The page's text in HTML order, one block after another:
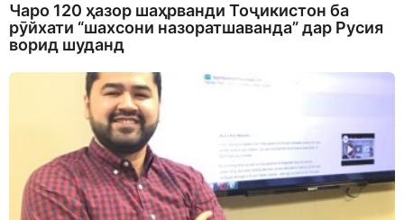
Чаро 120 ҳазор шаҳрванди Тоҷикистон ба
рӯйхати “шахсони назоратшаванда” дар Русия
ворид шуданд